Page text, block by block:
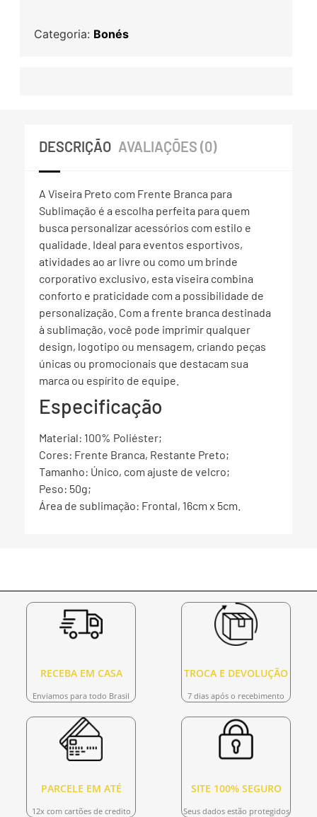
Categoria: Bonés
DESCRIÇÃO AVALIAÇÕES (0)
A Viseira Preto com Frente Branca para
Sublimação é a escolha perfeita para quem
busca personalizar acessórios com estilo e
qualidade. Ideal para eventos esportivos,
atividades ao ar livre ou como um brinde
corporativo exclusivo, esta viseira combina
conforto e praticidade com a possibilidade de
personalização. Com a frente branca destinada
à sublimação, você pode imprimir qualquer
design, logotipo ou mensagem, criando peças
únicas ou promocionais que destacam sua
marca ou espírito de equipe.
Especificação
Material: 100% Poliéster;
Cores: Frente Branca, Restante Preto;
Tamanho: Único, com ajuste de velcro;
Peso: 50g;
Área de sublimação: Frontal, 16cm x 5cm.
RECEBA EM CASA
Enviamos para todo Brasil
TROCA E DEVOLUÇÃO
7 dias após o recebimento
PARCELE EM ATÉ
12x com cartões de credito
SITE 100% SEGURO
Seus dados estão protegidos